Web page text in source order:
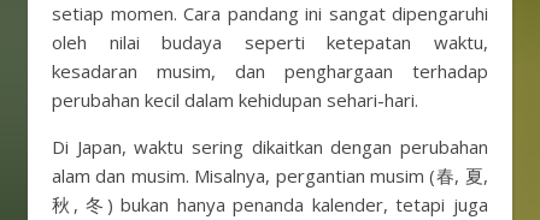
setiap momen. Cara pandang ini sangat dipengaruhi
oleh nilai budaya seperti ketepatan waktu,
kesadaran musim, dan penghargaan terhadap
perubahan kecil dalam kehidupan sehari-hari.
Di Japan, waktu sering dikaitkan dengan perubahan
alam dan musim. Misalnya, pergantian musim (春, 夏,
秋, 冬) bukan hanya penanda kalender, tetapi juga